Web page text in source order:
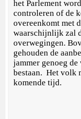
het Parlement
controleren of de
overeenkomt met
waarschijnlijk zal
overwegingen.
gehouden de
jammer genoeg
bestaan. Het volk
komende tijd.